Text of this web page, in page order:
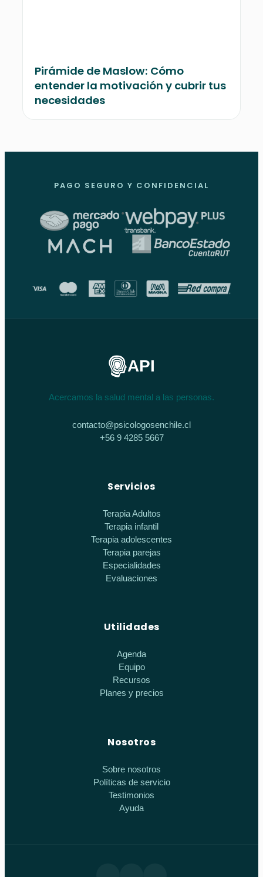
Pirámide de Maslow: Cómo
entender la motivación y cubrir tus
necesidades
PAGO SEGURO Y CONFIDENCIAL
API
Acercamos la salud mental a las personas.
contacto@psicologosenchile.cl
+56 9 4285 5667
Servicios
Terapia Adultos
Terapia infantil
Terapia adolescentes
Terapia parejas
Especialidades
Evaluaciones
Utilidades
Agenda
Equipo
Recursos
Planes y precios
Nosotros
Sobre nosotros
Políticas de servicio
Testimonios
Ayuda